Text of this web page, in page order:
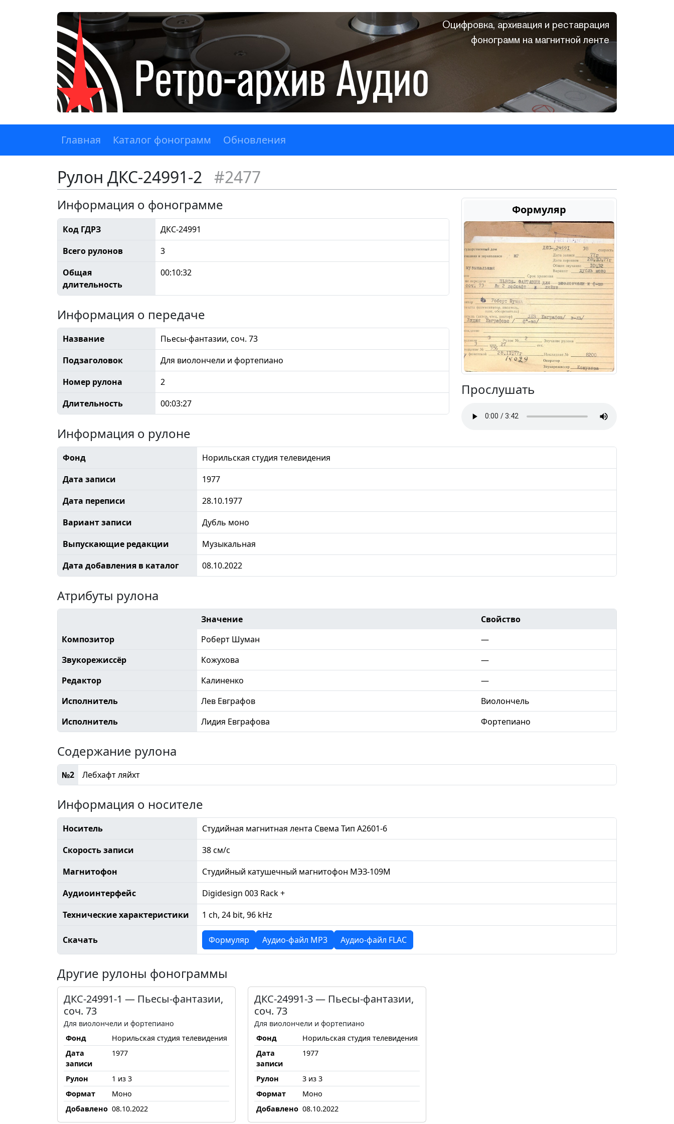
Оцифровка, архивация и реставрация
фонограмм на магнитной ленте
Главная Каталог фонограмм Обновления
Рулон ДКС-24991-2 #2477
Формуляр
Прослушать
Информация о фонограмме
Код ГДРЗ
ДКС-24991
Всего рулонов
3
Общая
длительность
00:10:32
Информация о передаче
Название
Пьесы-фантазии, соч. 73
Подзаголовок
Для виолончели и фортепиано
Номер рулона
2
Длительность
00:03:27
Информация о рулоне
Фонд
Норильская студия телевидения
Дата записи
1977
Дата переписи
28.10.1977
Вариант записи
Дубль моно
Выпускающие редакции
Музыкальная
Дата добавления в каталог
08.10.2022
Атрибуты рулона
Значение
Свойство
Композитор
Роберт Шуман
—
Звукорежиссёр
Кожухова
—
Редактор
Калиненко
—
Исполнитель
Лев Евграфов
Виолончель
Исполнитель
Лидия Евграфова Фортепиано
Содержание рулона
№2 Лебхафт ляйхт
Информация о носителе
Носитель
Студийная магнитная лента Свема Тип А2601-6
Скорость записи
38 см/с
Магнитофон
Студийный катушечный магнитофон МЭЗ-109М
Аудиоинтерфейс
Digidesign 003 Rack +
Технические характеристики
1 ch, 24 bit, 96 kHz
Скачать Формуляр Аудио-файл MP3 Аудио-файл FLAC
Другие рулоны фонограммы
ДКС-24991-1 — Пьесы-фантазии,
соч. 73
Для виолончели и фортепиано
Фонд
Норильская студия телевидения
Дата
записи
1977
Рулон
1 из 3
Формат
Моно
Добавлено 08.10.2022
ДКС-24991-3 — Пьесы-фантазии,
соч. 73
Для виолончели и фортепиано
Фонд
Норильская студия телевидения
Дата
записи
1977
Рулон
3 из 3
Формат
Моно
Добавлено 08.10.2022